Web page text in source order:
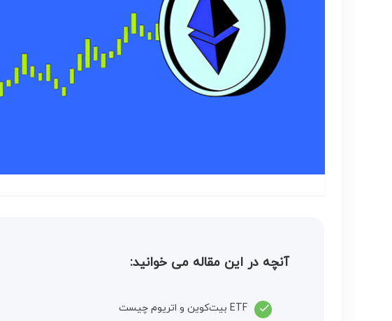
آنچه در این مقاله می خوانید:
ETF بیت‌کوین و اتریوم چیست